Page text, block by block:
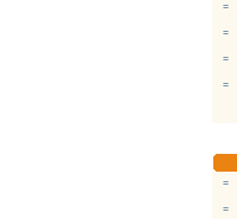
=
=
=
=
=
=